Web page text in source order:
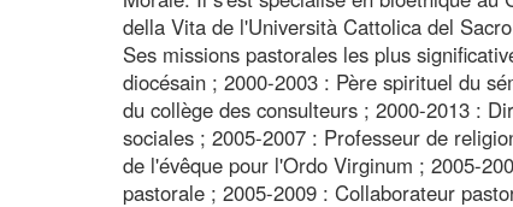
della Vita de l'Università Cattolica del
Ses missions pastorales les plus
diocésain ; 2000-2003 : Père spirituel du
du collège des consulteurs ; 2000-2013 :
sociales ; 2005-2007 : Professeur de
de l'évêque pour l'Ordo Virginum ; 2005-
pastorale ; 2005-2009 : Collaborateur